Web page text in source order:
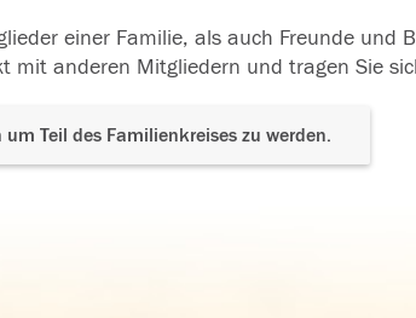
einer Familie, als auch Freunde und
mit anderen Mitgliedern und tragen Sie
Teil des Familienkreises zu werden.